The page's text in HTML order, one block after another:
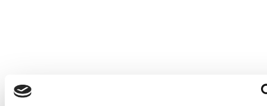
LE